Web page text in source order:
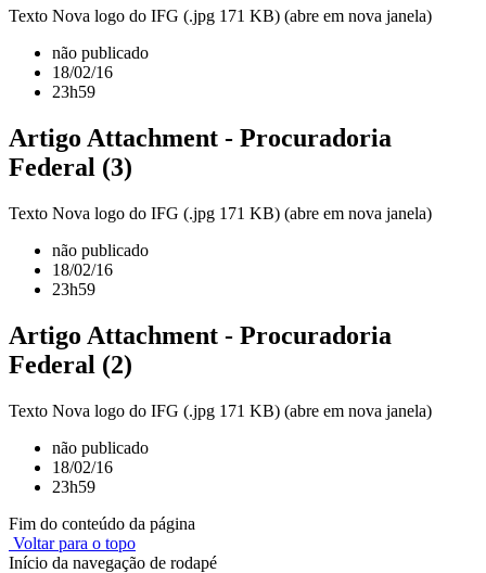
Texto Nova logo do IFG (.jpg 171 KB) (abre em nova janela)
não publicado
18/02/16
23h59
Artigo Attachment - Procuradoria
Federal (3)
Texto Nova logo do IFG (.jpg 171 KB) (abre em nova janela)
não publicado
18/02/16
23h59
Artigo Attachment - Procuradoria
Federal (2)
Texto Nova logo do IFG (.jpg 171 KB) (abre em nova janela)
não publicado
18/02/16
23h59
Fim do conteúdo da página
Voltar para o topo
Início da navegação de rodapé